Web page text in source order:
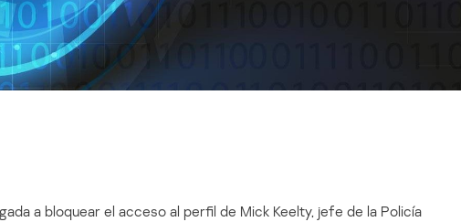
a bloquear el acceso al perfil de Mick Keelty, jefe de la Policía